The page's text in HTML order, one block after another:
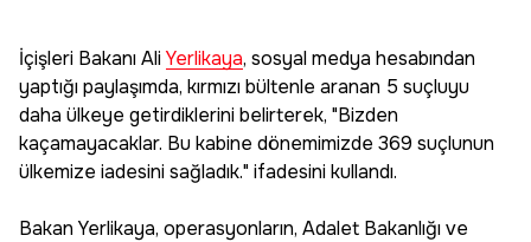
İçişleri Bakanı AliYerlikaya, sosyal medya hesabından
yaptığı paylaşımda, kırmızı bültenle aranan 5 suçluyu
daha ülkeye getirdiklerini belirterek, "Bizden
kaçamayacaklar. Bu kabine dönemimizde 369 suçlunun
ülkemize iadesini sağladık." ifadesini kullandı.
Bakan Yerlikaya, operasyonların, Adalet Bakanlığı ve